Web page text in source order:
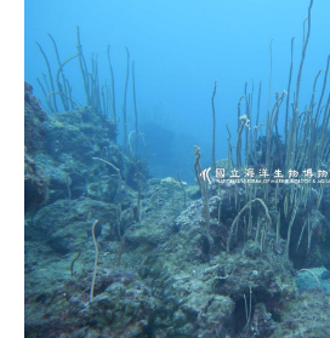
音
源
訊
發
布
諮
詢